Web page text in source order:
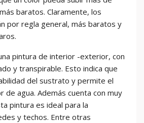
baratos. Claramente, los
por regla general, más baratos y
pintura de interior -exterior, con
y transpirable. Esto indica que
del sustrato y permite el
de agua. Además cuenta con muy
pintura es ideal para la
y techos. Entre otras